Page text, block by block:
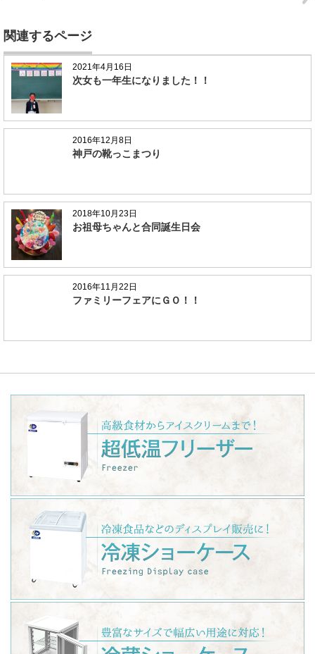
関連するページ
2021年4月16日
次女も一年生になりました！！
2016年12月8日
神戸の靴っこまつり
2018年10月23日
お祖母ちゃんと合同誕生日会
2016年11月22日
ファミリーフェアにＧＯ！！